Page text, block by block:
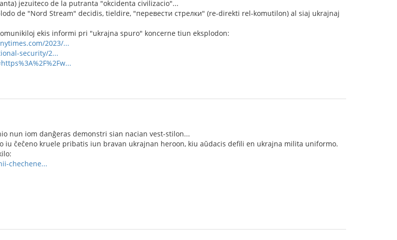
jezuiteco de la putranta "okcidenta civilizacio"...
de "Nord Stream" decidis, tieldire, "перевести стрелки" (re-direkti rel-komutilon) al siaj ukrajnaj
ekis informi pri "ukrajna spuro" koncerne tiun eksplodon:
2023/...
security/2...
nun iom danĝeras demonstri sian nacian vest-stilon...
iu ĉeĉeno kruele pribatis iun bravan ukrajnan heroon, kiu aŭdacis defili en ukrajna milita uniformo.
chechene...